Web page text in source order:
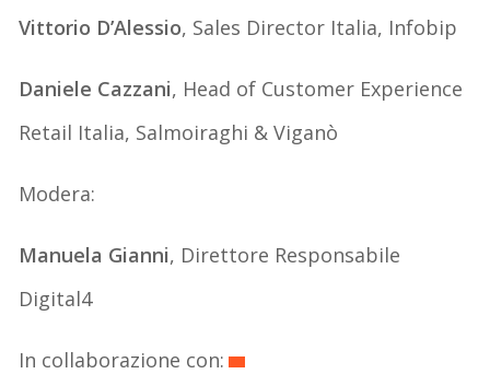
Vittorio D’Alessio, Sales Director Italia, Infobip
Daniele Cazzani, Head of Customer Experience
Retail Italia, Salmoiraghi & Viganò
Modera:
Manuela Gianni, Direttore Responsabile
Digital4
In collaborazione con: